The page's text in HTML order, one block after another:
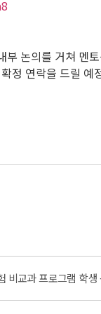
논의를 거쳐 멘
정 연락을 드릴 예
비교과 프로그램 학